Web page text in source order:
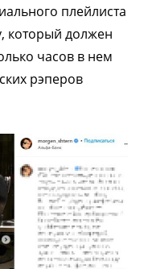
плейлиста
который должен
часов в нем
рэперов